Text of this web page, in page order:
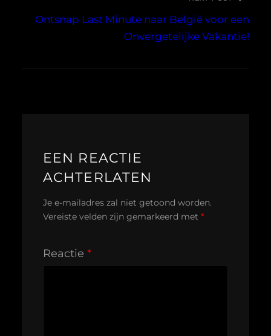
Ontsnap Last Minute naar België voor een
Onvergetelijke Vakantie!
EEN REACTIE
ACHTERLATEN
Je e-mailadres zal niet getoond worden.
Vereiste velden zijn gemarkeerd met *
Reactie *